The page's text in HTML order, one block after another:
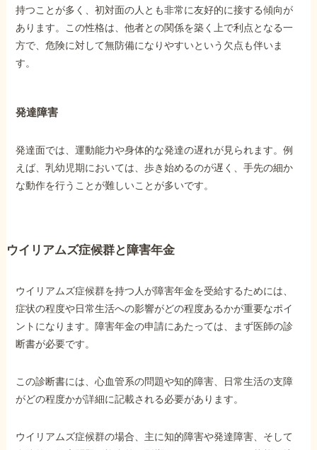
持つことが多く、初対面の人とも非常に友好的に接する傾向が
あります。この性格は、他者との関係を築く上で利点となる一
方で、危険に対して無防備になりやすいという欠点も伴いま
す。
発達障害
発達面では、運動能力や身体的な発達の遅れが見られます。例
えば、乳幼児期においては、歩き始めるのが遅く、手先の細か
な動作を行うことが難しいことが多いです。
ウイリアムズ症候群と障害年金
ウイリアムズ症候群を持つ人が障害年金を受給するためには、
症状の程度や日常生活への影響がどの程度あるかが重要なポイ
ントになります。障害年金の申請にあたっては、まず医師の診
断書が必要です。
この診断書には、心血管系の問題や知的障害、日常生活の支障
がどの程度かが詳細に記載される必要があります。
ウイリアムズ症候群の場合、主に知的障害や発達障害、そして